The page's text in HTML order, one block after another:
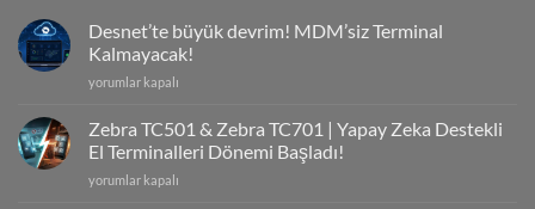
Desnet’te büyük devrim! MDM’siz Terminal
Kalmayacak!
Desnet’te
devrim!
MDM’siz
Terminal
Kalmayacak!
yorumlar kapalı
Zebra TC501 & Zebra TC701 | Yapay Zeka Destekli
El Terminalleri Dönemi Başladı!
Zebra
yorumlar kapalı